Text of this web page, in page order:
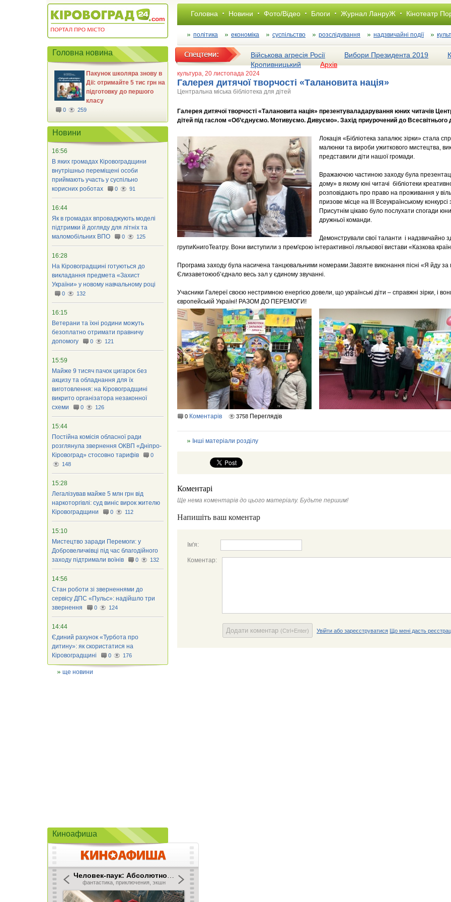
Головна Новини Фото/Відео Блоги Журнал ЛанруЖ Кінотеатр
політика економіка суспільство розслiдування надзвичайні події
Військова агресія Росії Вибори Президента 2019
Кропивницький
Архів
культура, 20 листопада 2024
Галерея дитячої творчості «Талановита нація»
Центральна міська бібліотека для дітей
Галерея дитячої творчості «Талановита нація» презентуваладарування юних читачів
дітей під гаслом «Об’єднуємо. Мотивуємо. Дивуємо». Захід приурочений до Всесвітнього
Локація «Бібліотека запалює зірки» стала
малюнки та вироби ужиткового мистецтва,
представили діти нашої громади.
Вражаючою частиною заходу була
дому» в якому юні читачі бібліотеки
розповідають про право на проживання у
призове місце на ІІІ Всеукраїнському
Присутнім цікаво було послухати спогади
дружньої команди.
Демонстрували свої таланти і надзвичайно
групиКнигоТеатру. Вони виступили з прем'єрою інтерактивної лялькової вистави «Казкова
Програма заходу була насичена танцювальними номерами.Завзяте виконання пісні «Я йду
Єлизаветоюоб’єднало весь зал у єдиному звучанні.
Учасники Галереї своєю нестримною енергією довели, що українські діти – справжні зірки, і
європейській Україні! РАЗОМ ДО ПЕРЕМОГИ!
0 Коментарів 3758 Переглядів
Інші матеріали розділу
Коментарі
Ще нема коментарів до цього матеріалу. Будьте першим!
Напишіть ваш коментар
Ім'я:
Коментар:
Додати коментар (Ctrl+Enter) Увійти або зареєструватися Що мені дасть
Головна новина
Пакунок школяра знову в
Дії: отримайте 5 тис грн на
підготовку до першого
класу
0 259
Новини
16:56
В яких громадах Кіровоградщини
внутрішньо переміщені особи
приймають участь у суспільно
корисних роботах
0 91
16:44
Як в громадах впроваджують моделі
підтримки й догляду для літніх та
маломобільних ВПО
0 125
16:28
На Кіровоградщині готуються до
викладання предмета «Захист
України» у новому навчальному році
0 132
16:15
Ветерани та їхні родини можуть
безоплатно отримати правничу
допомогу
0 121
15:59
Майже 9 тисяч пачок цигарок без
акцизу та обладнання для їх
виготовлення: на Кіровоградщині
викрито організатора незаконної
схеми
0 126
15:44
Постійна комісія обласної ради
розглянула звернення ОКВП «Дніпро-
Кіровоград» стосовно тарифів
0
148
15:28
Легалізував майже 5 млн грн від
наркоторгівлі: суд виніс вирок жителю
Кіровоградщини
0 112
15:10
Мистецтво заради Перемоги: у
Добровеличківці під час благодійного
заходу підтримали воїнів
0 132
14:56
Стан роботи зі зверненнями до
сервісу ДПС «Пульс»: надійшло три
звернення
0 124
14:44
Єдиний рахунок «Турбота про
дитину»: як скористатися на
Кіровоградщині
0 176
ще новини
Киноафиша